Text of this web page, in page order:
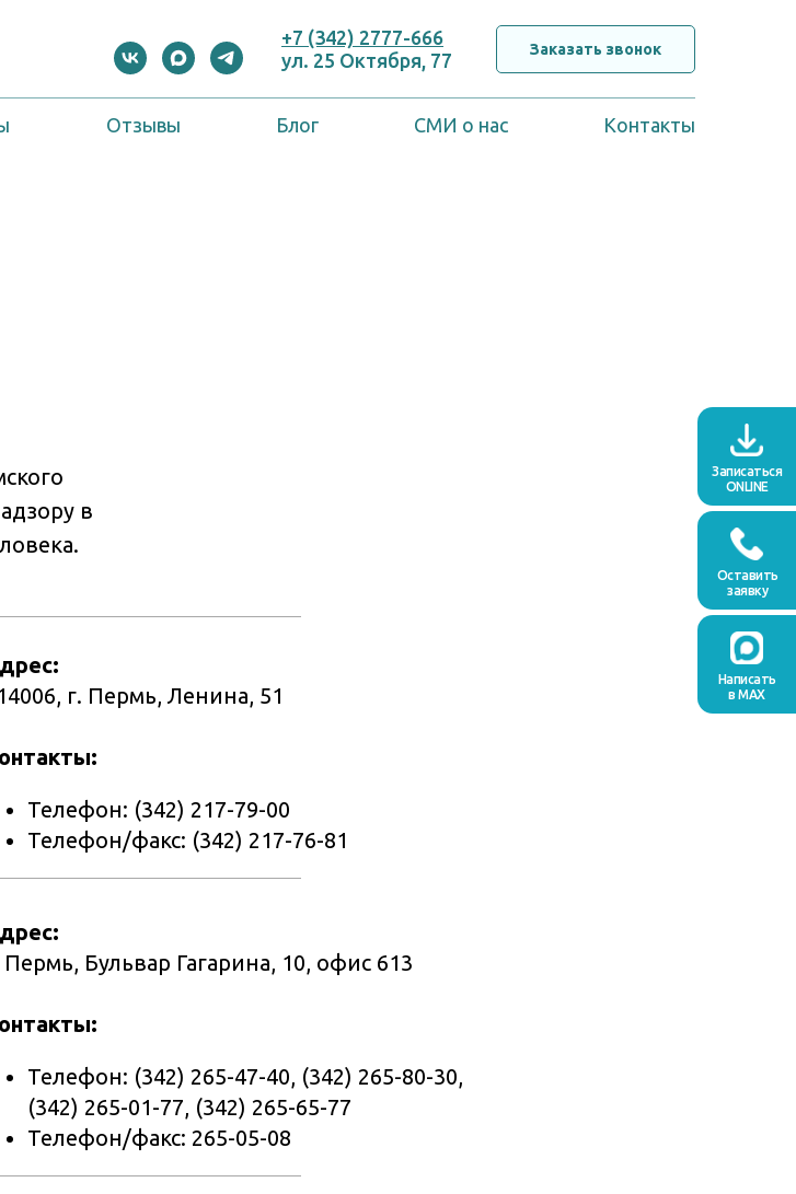
+7 (342) 2777-666
ул. 25 Октября, 77
Заказать звонок
Отзывы Блог СМИ о нас Контакты
в
г. Пермь, Ленина, 51
Телефон: (342) 217-79-00
Телефон/факс: (342) 217-76-81
Пермь, Бульвар Гагарина, 10, офис 613
Телефон: (342) 265-47-40, (342) 265-80-30,
(342) 265-01-77, (342) 265-65-77
Телефон/факс: 265-05-08
Оставить
заявку
Записаться
ONLINE
Написать
в MAX